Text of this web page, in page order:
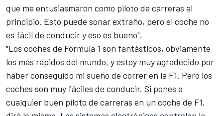
que me entusiasmaron como piloto de carreras al
principio. Esto puede sonar extraño, pero el coche no
es fácil de conducir y eso es bueno".
"Los coches de Fórmula 1 son fantásticos, obviamente
los más rápidos del mundo, y estoy muy agradecido por
haber conseguido mi sueño de correr en la F1. Pero los
coches son muy fáciles de conducir. Si pones a
cualquier buen piloto de carreras en un coche de F1,